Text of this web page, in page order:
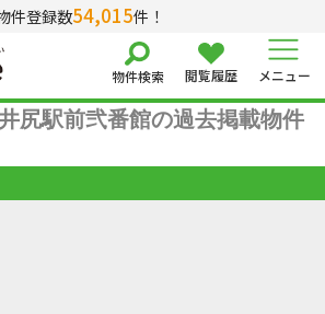
件登録数54,015件！
物件検索 閲覧履歴 メニュー
尻駅前弐番館の過去掲載物件